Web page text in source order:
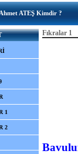
Ahmet ATEŞ Kimdir ?
1
2
Fıkralar 1